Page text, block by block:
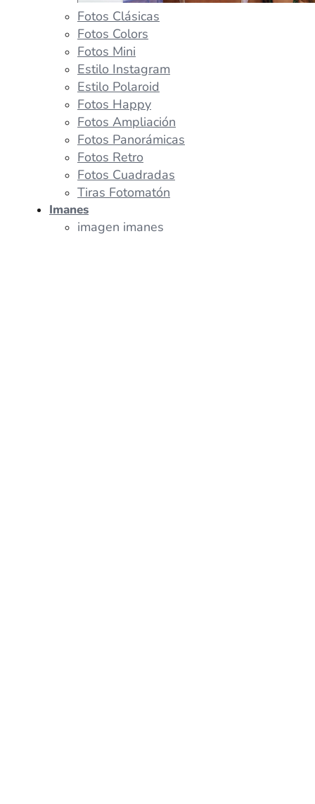
Fotos Clásicas
Fotos Colors
Fotos Mini
Estilo Instagram
Estilo Polaroid
Fotos Happy
Fotos Ampliación
Fotos Panorámicas
Fotos Retro
Fotos Cuadradas
Tiras Fotomatón
Imanes
imagen imanes